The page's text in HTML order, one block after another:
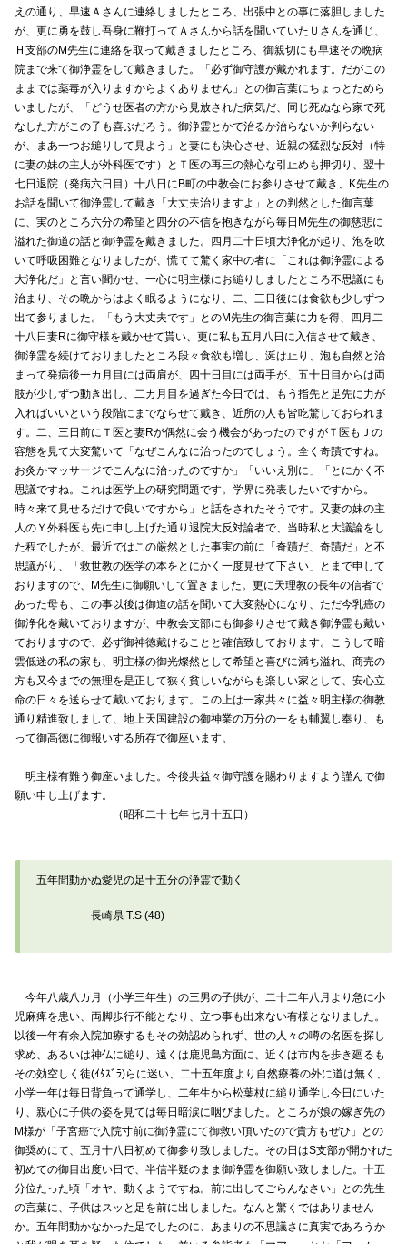
えの通り、早速Ａさんに連絡しましたところ、出張中との事に落胆しました
が、更に勇を鼓し吾身に鞭打ってＡさんから話を聞いていたＵさんを通じ、
Ｈ支部のM先生に連絡を取って戴きましたところ、御親切にも早速その晩病
院まで来て御浄霊をして戴きました。「必ず御守護が戴かれます。だがこの
ままでは薬毒が入りますからよくありません」との御言葉にちょっとためら
いましたが、「どうせ医者の方から見放された病気だ、同じ死ぬなら家で死
なした方がこの子も喜ぶだろう。御浄霊とかで治るか治らないか判らない
が、まあ一つお縋りして見よう」と妻にも決心させ、近親の猛烈な反対（特
に妻の妹の主人が外科医です）とＴ医の再三の熱心な引止めも押切り、翌十
七日退院（発病六日目）十八日にB町の中教会にお参りさせて戴き、K先生の
お話を聞いて御浄霊して戴き「大丈夫治りますよ」との判然とした御言葉
に、実のところ六分の希望と四分の不信を抱きながら毎日M先生の御慈悲に
溢れた御道の話と御浄霊を戴きました。四月二十日頃大浄化が起り、泡を吹
いて呼吸困難となりましたが、慌てて驚く家中の者に「これは御浄霊による
大浄化だ」と言い聞かせ、一心に明主様にお縋りしましたところ不思議にも
治まり、その晩からはよく眠るようになり、二、三日後には食欲も少しずつ
出て参りました。「もう大丈夫です」とのM先生の御言葉に力を得、四月二
十八日妻Rに御守様を戴かせて貰い、更に私も五月八日に入信させて戴き、
御浄霊を続けておりましたところ段々食欲も増し、涎は止り、泡も自然と治
まって発病後一カ月目には両肩が、四十日目には両手が、五十日目からは両
肢が少しずつ動き出し、二カ月目を過ぎた今日では、もう指先と足先に力が
入ればいいという段階にまでならせて戴き、近所の人も皆吃驚しておられま
す。二、三日前にＴ医と妻Rが偶然に会う機会があったのですがＴ医もＪの
容態を見て大変驚いて「なぜこんなに治ったのでしょう。全く奇蹟ですね。
お灸かマッサージでこんなに治ったのですか」「いいえ別に」「とにかく不
思議ですね。これは医学上の研究問題です。学界に発表したいですから。
時々来て見せるだけで良いですから」と話をされたそうです。又妻の妹の主
人のＹ外科医も先に申し上げた通り退院大反対論者で、当時私と大議論をし
た程でしたが、最近ではこの厳然とした事実の前に「奇蹟だ、奇蹟だ」と不
思議がり、「救世教の医学の本をとにかく一度見せて下さい」とまで申して
おりますので、M先生に御願いして置きました。更に天理教の長年の信者で
あった母も、この事以後は御道の話を聞いて大変熱心になり、ただ今乳癌の
御浄化を戴いておりますが、中教会支部にも御参りさせて戴き御浄霊も戴い
ておりますので、必ず御神徳戴けることと確信致しております。こうして暗
雲低迷の私の家も、明主様の御光燦然として希望と喜びに満ち溢れ、商売の
方も又今までの無理を是正して狭く貧しいながらも楽しい家として、安心立
命の日々を送らせて戴いております。この上は一家共々に益々明主様の御教
通り精進致しまして、地上天国建設の御神業の万分の一をも輔翼し奉り、も
って御高徳に御報いする所存で御座います。
明主様有難う御座いました。今後共益々御守護を賜わりますよう謹んで御
願い申し上げます。
（昭和二十七年七月十五日）
五年間動かぬ愛児の足十五分の浄霊で動く
長崎県 T.S (48)
今年八歳八カ月（小学三年生）の三男の子供が、二十二年八月より急に小
児麻痺を患い、両脚歩行不能となり、立つ事も出来ない有様となりました。
以後一年有余入院加療するもその効認められず、世の人々の噂の名医を探し
求め、あるいは神仏に縋り、遠くは鹿児島方面に、近くは市内を歩き廻るも
その効空しく徒(ｲﾀｽﾞﾗ)らに迷い、二十五年度より自然療養の外に道は無く、
小学一年は毎日背負って通学し、二年生から松葉杖に縋り通学し今日にいた
り、親心に子供の姿を見ては毎日暗涙に咽びました。ところが娘の嫁ぎ先の
M様が「子宮癌で入院寸前に御浄霊にて御救い頂いたので貴方もぜひ」との
御奨めにて、五月十八日初めて御参り致しました。その日はS支部が開かれた
初めての御目出度い日で、半信半疑のまま御浄霊を御願い致しました。十五
分位たった頃「オヤ、動くようですね。前に出してごらんなさい」との先生
の言葉に、子供はスッと足を前に出しました。なんと驚くではありません
か。五年間動かなかった足でしたのに、あまりの不思議さに真実であろうか